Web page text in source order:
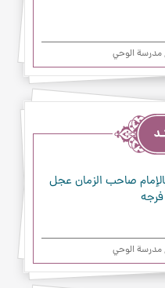
مدرسة الوحي
صاحب الزمان عجل
فرجه
مدرسة الوحي